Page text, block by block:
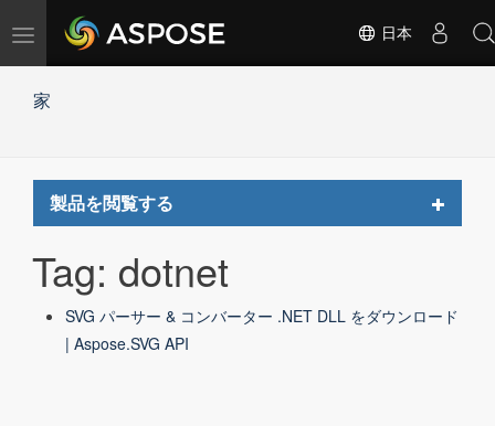
ナ
ー
替
日本
家
製品を閲覧する
Toggle
Tag: dotnet
SVG パーサー & コンバーター .NET DLL をダウンロード
| Aspose.SVG API